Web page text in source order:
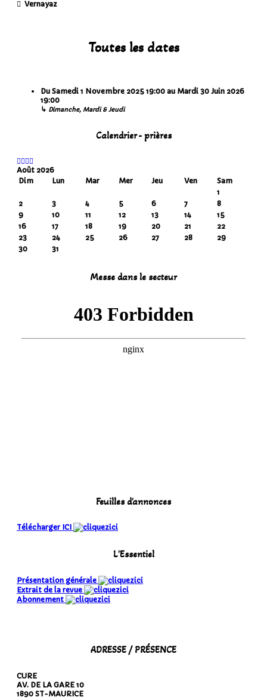
Vernayaz
Toutes les dates
Du Samedi 1 Novembre 2025 19:00 au Mardi 30 Juin 2026
19:00
↳ Dimanche, Mardi & Jeudi
Calendrier - prières
Août 2026
Dim
Lun Mar Mer Jeu Ven
Sam
1
2
3 4 5 6 7
8
9
10 11 12 13 14
15
16
17 18 19 20 21
22
23
24 25 26 27 28
29
30
31
Messe dans le secteur
Feuilles d'annonces
Télécharger ICI
L'Essentiel
Présentation générale
Extrait de la revue
Abonnement
ADRESSE / PRÉSENCE
CURE
AV. DE LA GARE 10
1890 ST-MAURICE